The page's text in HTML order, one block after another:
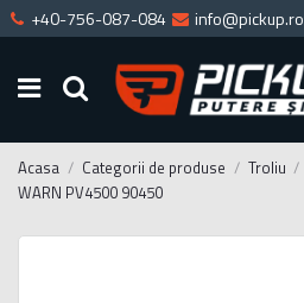
+40-756-087-084 info@pickup.ro
Acasa Categorii de produse Troliu
WARN PV4500 90450